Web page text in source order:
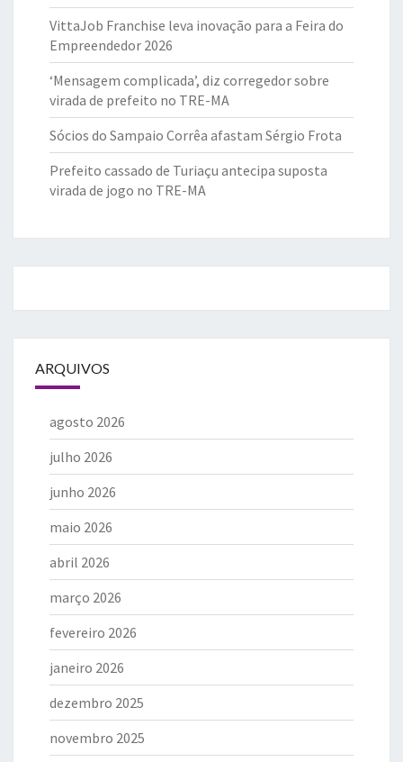
VittaJob Franchise leva inovação para a Feira do
Empreendedor 2026
‘Mensagem complicada’, diz corregedor sobre
virada de prefeito no TRE-MA
Sócios do Sampaio Corrêa afastam Sérgio Frota
Prefeito cassado de Turiaçu antecipa suposta
virada de jogo no TRE-MA
ARQUIVOS
agosto 2026
julho 2026
junho 2026
maio 2026
abril 2026
março 2026
fevereiro 2026
janeiro 2026
dezembro 2025
novembro 2025